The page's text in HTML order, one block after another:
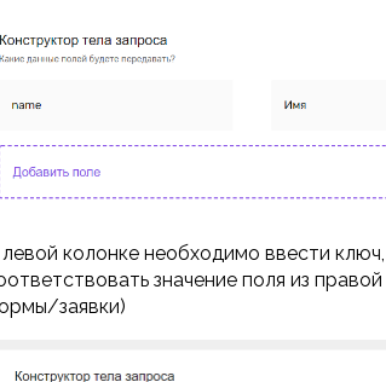
колонке необходимо ввести
значение поля из
заявки)